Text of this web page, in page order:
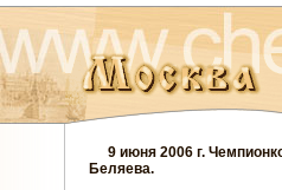
9 июня 2006 г.
Беляева.